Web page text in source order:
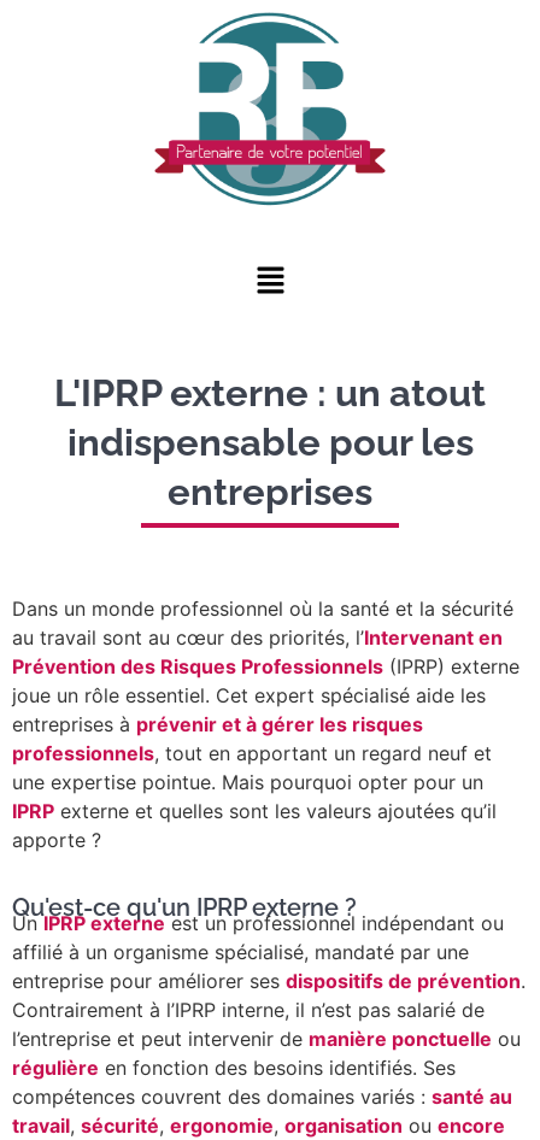
L'IPRP externe : un atout
indispensable pour les
entreprises
Dans un monde professionnel où la santé et la sécurité
au travail sont au cœur des priorités, l’Intervenant en
Prévention des Risques Professionnels (IPRP) externe
joue un rôle essentiel. Cet expert spécialisé aide les
entreprises à prévenir et à gérer les risques
professionnels, tout en apportant un regard neuf et
une expertise pointue. Mais pourquoi opter pour un
IPRP externe et quelles sont les valeurs ajoutées qu’il
apporte ?
Qu'est-ce qu'un IPRP externe ?
UnIPRP externeest un professionnel indépendant ou
affilié à un organisme spécialisé, mandaté par une
entreprise pour améliorer ses dispositifs de prévention.
Contrairement à l’IPRP interne, il n’est pas salarié de
l’entreprise et peut intervenir de manière ponctuelle ou
régulière en fonction des besoins identifiés. Ses
compétences couvrent des domaines variés : santé au
travail, sécurité, ergonomie, organisation ou encore